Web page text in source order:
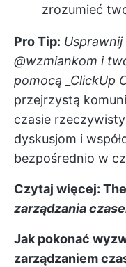
zrozumieć
Pro Tip:
@wzmiankom i
pomocą
ClickUp
przejrzystą
czasie
dyskusjom i
bezpośrednio w
Czytaj więcej: The_
zarządzania
Jak pokonać
zarządzaniem